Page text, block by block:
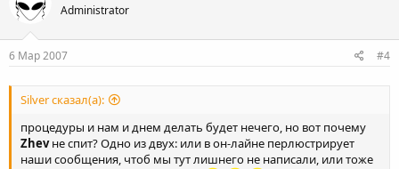
Administrator
6 Мар 2007 #4
Silver сказал(а):
процедуры и нам и днем делать будет нечего, но вот почему
Zhevне спит? Одно из двух: или в он-лайне перлюстрирует
наши сообщения, чтоб мы тут лишнего не написали, или тоже